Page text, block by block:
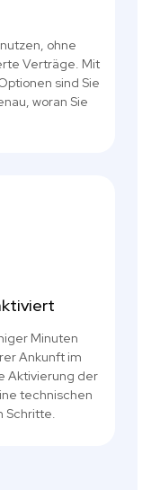
ohne
Verträge. Mit
sind Sie
woran Sie
Minuten
Ankunft im
Aktivierung der
technischen
Schritte.